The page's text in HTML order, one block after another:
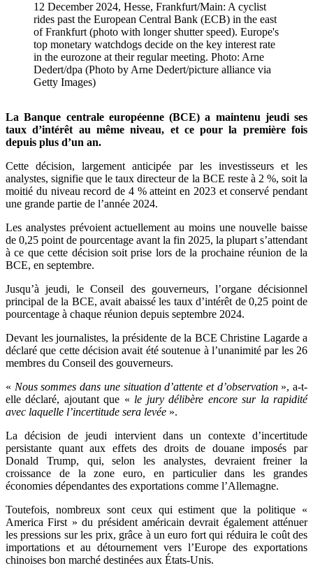
12 December 2024, Hesse, Frankfurt/Main: A cyclist
rides past the European Central Bank (ECB) in the east
of Frankfurt (photo with longer shutter speed). Europe's
top monetary watchdogs decide on the key interest rate
in the eurozone at their regular meeting. Photo: Arne
Dedert/dpa (Photo by Arne Dedert/picture alliance via
Getty Images)
La Banque centrale européenne (BCE) a maintenu jeudi ses
taux d’intérêt au même niveau, et ce pour la première fois
depuis plus d’un an.
Cette décision, largement anticipée par les investisseurs et les
analystes, signifie que le taux directeur de la BCE reste à 2 %, soit la
moitié du niveau record de 4 % atteint en 2023 et conservé pendant
une grande partie de l’année 2024.
Les analystes prévoient actuellement au moins une nouvelle baisse
de 0,25 point de pourcentage avant la fin 2025, la plupart s’attendant
à ce que cette décision soit prise lors de la prochaine réunion de la
BCE, en septembre.
Jusqu’à jeudi, le Conseil des gouverneurs, l’organe décisionnel
principal de la BCE, avait abaissé les taux d’intérêt de 0,25 point de
pourcentage à chaque réunion depuis septembre 2024.
Devant les journalistes, la présidente de la BCE Christine Lagarde a
déclaré que cette décision avait été soutenue à l’unanimité par les 26
membres du Conseil des gouverneurs.
« Nous sommes dans une situation d’attente et d’observation», a-t-
elle déclaré, ajoutant que « le jury délibère encore sur la rapidité
avec laquelle l’incertitude sera levée ».
La décision de jeudi intervient dans un contexte d’incertitude
persistante quant aux effets des droits de douane imposés par
Donald Trump, qui, selon les analystes, devraient freiner la
croissance de la zone euro, en particulier dans les grandes
économies dépendantes des exportations comme l’Allemagne.
Toutefois, nombreux sont ceux qui estiment que la politique «
America First » du président américain devrait également atténuer
les pressions sur les prix, grâce à un euro fort qui réduira le coût des
importations et au détournement vers l’Europe des exportations
chinoises bon marché destinées aux États-Unis.